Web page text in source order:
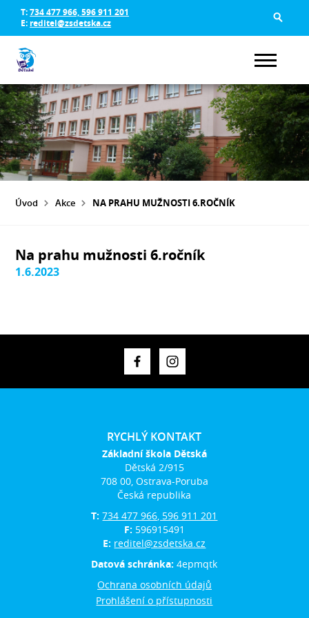
T:734 477 966, 596 911 201
E: reditel@zsdetska.cz
Úvod Akce NA PRAHU MUŽNOSTI 6.ROČNÍK
Na prahu mužnosti 6.ročník
1.6.2023
RYCHLÝ KONTAKT
Základní škola Dětská
Dětská 2/915
708 00, Ostrava-Poruba
Česká republika
T:734 477 966, 596 911 201
F: 596915491
E: reditel@zsdetska.cz
Datová schránka:4epmqtk
Ochrana osobních údajů
Prohlášení o přístupnosti